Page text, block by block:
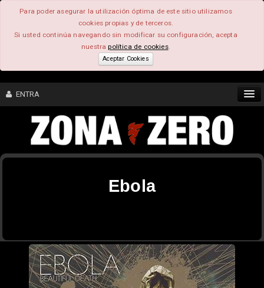
Para poder asegurar la utilización óptima de este sitio utilizamos
cookies propias y de terceros.
Si usted continúa navegando sin modificar su configuración, acepta
nuestrapolítica de cookies.
Aceptar Cookies
ENTRA
CONTENIDO
Ebola